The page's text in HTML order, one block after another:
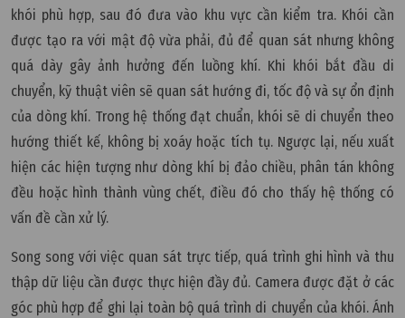
khói phù hợp, sau đó đưa vào khu vực cần kiểm tra. Khói cần
được tạo ra với mật độ vừa phải, đủ để quan sát nhưng không
quá dày gây ảnh hưởng đến luồng khí. Khi khói bắt đầu di
chuyển, kỹ thuật viên sẽ quan sát hướng đi, tốc độ và sự ổn định
của dòng khí. Trong hệ thống đạt chuẩn, khói sẽ di chuyển theo
hướng thiết kế, không bị xoáy hoặc tích tụ. Ngược lại, nếu xuất
hiện các hiện tượng như dòng khí bị đảo chiều, phân tán không
đều hoặc hình thành vùng chết, điều đó cho thấy hệ thống có
vấn đề cần xử lý.
Song song với việc quan sát trực tiếp, quá trình ghi hình và thu
thập dữ liệu cần được thực hiện đầy đủ. Camera được đặt ở các
góc phù hợp để ghi lại toàn bộ quá trình di chuyển của khói. Ánh